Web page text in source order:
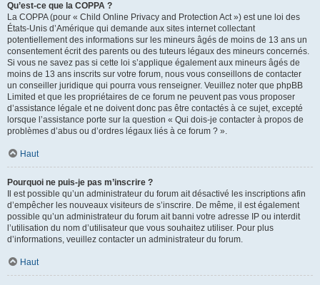
Qu’est-ce que la COPPA ?
La COPPA (pour « Child Online Privacy and Protection Act ») est une loi des
États-Unis d’Amérique qui demande aux sites internet collectant
potentiellement des informations sur les mineurs âgés de moins de 13 ans un
consentement écrit des parents ou des tuteurs légaux des mineurs concernés.
Si vous ne savez pas si cette loi s’applique également aux mineurs âgés de
moins de 13 ans inscrits sur votre forum, nous vous conseillons de contacter
un conseiller juridique qui pourra vous renseigner. Veuillez noter que phpBB
Limited et que les propriétaires de ce forum ne peuvent pas vous proposer
d’assistance légale et ne doivent donc pas être contactés à ce sujet, excepté
lorsque l’assistance porte sur la question « Qui dois-je contacter à propos de
problèmes d’abus ou d’ordres légaux liés à ce forum ? ».
Haut
Pourquoi ne puis-je pas m’inscrire ?
Il est possible qu’un administrateur du forum ait désactivé les inscriptions afin
d’empêcher les nouveaux visiteurs de s’inscrire. De même, il est également
possible qu’un administrateur du forum ait banni votre adresse IP ou interdit
l’utilisation du nom d’utilisateur que vous souhaitez utiliser. Pour plus
d’informations, veuillez contacter un administrateur du forum.
Haut